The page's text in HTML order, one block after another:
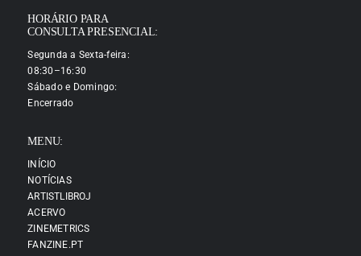
HORÁRIO PARA
CONSULTA PRESENCIAL:
Segunda a Sexta-feira:
08:30–16:30
Sábado e Domingo:
Encerrado
MENU:
INÍCIO
NOTÍCIAS
ARTISTLIBROJ
ACERVO
ZINEMETRICS
FANZINE.PT